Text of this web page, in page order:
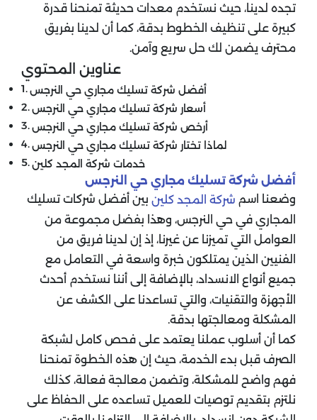
تجده لدينا، حيث نستخدم معدات حديثة تمنحنا قدرة
كبيرة على تنظيف الخطوط بدقة، كما أن لدينا بفريق
محترف يضمن لك حل سريع وآمن.
عناوين المحتوي
أفضل شركة تسليك مجاري حي النرجس
أسعار شركة تسليك مجاري حي النرجس
أرخص شركة تسليك مجاري حي النرجس
لماذا تختار شركة تسليك مجاري حي النرجس
خدمات شركة المجد كلين
أفضل شركة تسليك مجاري حي النرجس
وضعنا اسم شركة المجد كلين بين أفضل شركات تسليك
المجاري في حي النرجس، وهذا بفضل مجموعة من
العوامل التي تميزنا عن غيرنا، إذ إن لدينا فريق من
الفنيين الذين يمتلكون خبرة واسعة في التعامل مع
جميع أنواع الانسداد، بالإضافة إلى أننا نستخدم أحدث
الأجهزة والتقنيات، والتي تساعدنا على الكشف عن
المشكلة ومعالجتها بدقة.
كما أن أسلوب عملنا يعتمد على فحص كامل لشبكة
الصرف قبل بدء الخدمة، حيث إن هذه الخطوة تمنحنا
فهم واضح للمشكلة، وتضمن معالجة فعالة، كذلك
نلتزم بتقديم توصيات للعميل تساعده على الحفاظ على